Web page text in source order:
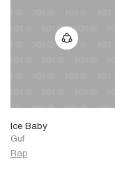
Ice Baby
Guf
Rap